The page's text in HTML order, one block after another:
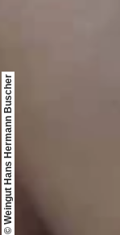
© Weingut Hans Hermann Buscher